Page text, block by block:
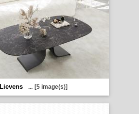
Lievens ... [5 image(s)]